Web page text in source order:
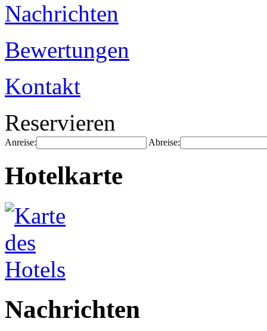
Nachrichten
Bewertungen
Kontakt
Reservieren
Anreise: Abreise:
Hotelkarte
Nachrichten